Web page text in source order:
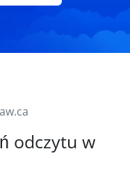
odczytu w